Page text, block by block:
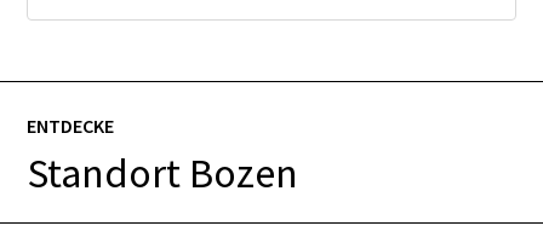
ENTDECKE
Standort Bozen